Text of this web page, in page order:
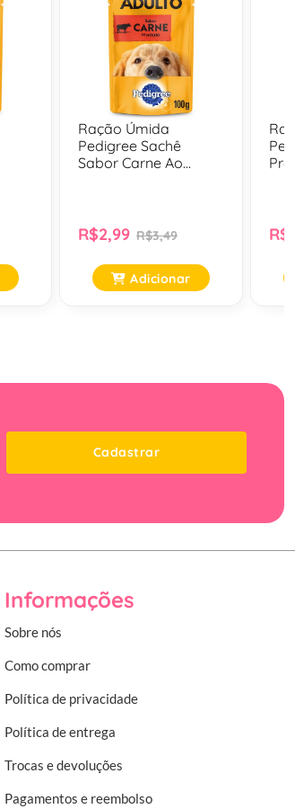
Ração Úmida
Pedigree Sachê
Sabor Carne Ao
R$2,99 R$3,49
Adicionar
Cadastrar
Informações
Sobre nós
Como comprar
Política de privacidade
Política de entrega
Trocas e devoluções
Pagamentos e reembolso